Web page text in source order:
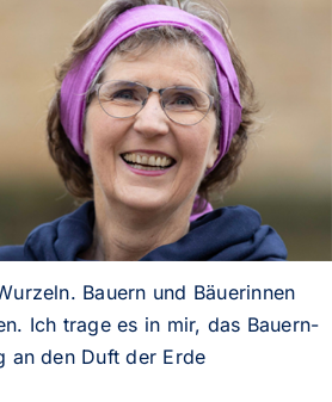
Bauern und Bäuerinnen
Ich trage es in mir, das Bauern-
an den Duft der Erde